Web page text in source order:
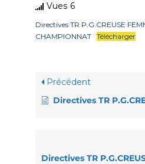
Vues 6
Directives TR P.G.CREUSE
CHAMPIONNAT Télécharger
Précédent
Directives TR P.G.CREUSE